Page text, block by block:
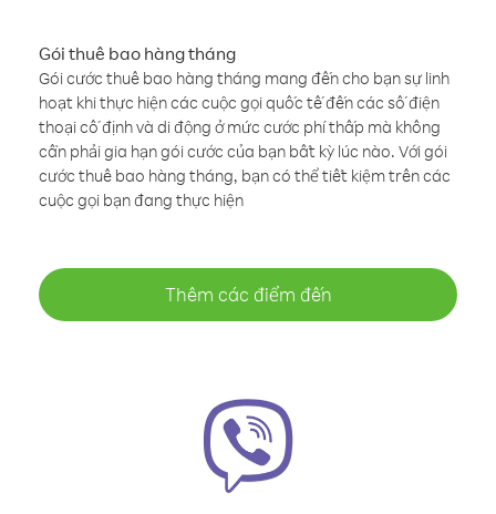
Gói thuê bao hàng tháng
Gói cước thuê bao hàng tháng mang đến cho bạn sự linh
hoạt khi thực hiện các cuộc gọi quốc tế đến các số điện
thoại cố định và di động ở mức cước phí thấp mà không
cần phải gia hạn gói cước của bạn bất kỳ lúc nào. Với gói
cước thuê bao hàng tháng, bạn có thể tiết kiệm trên các
cuộc gọi bạn đang thực hiện
Thêm các điểm đến